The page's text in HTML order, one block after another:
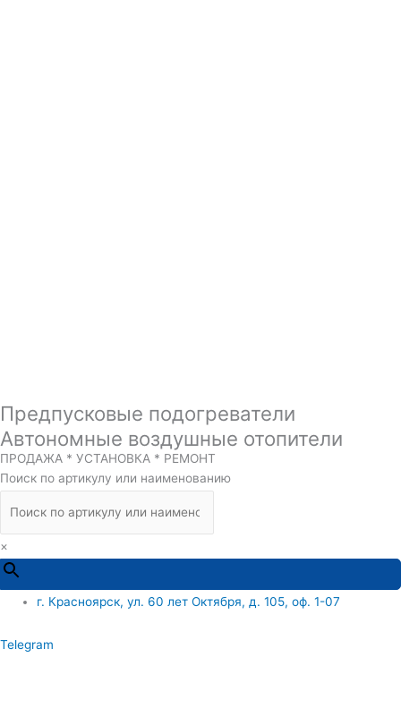
Предпусковые подогреватели
Автономные воздушные отопители
ПРОДАЖА * УСТАНОВКА * РЕМОНТ
Поиск по артикулу или наименованию
×
г. Красноярск, ул. 60 лет Октября, д. 105, оф. 1-07
Telegram